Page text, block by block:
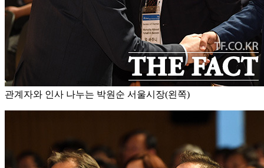
관계자와 인사 나누는 박원순 서울시장(왼쪽)